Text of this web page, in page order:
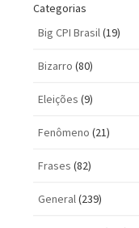
Categorias
Big CPI Brasil(19)
Bizarro (80)
Eleições (9)
Fenômeno (21)
Frases (82)
General(239)